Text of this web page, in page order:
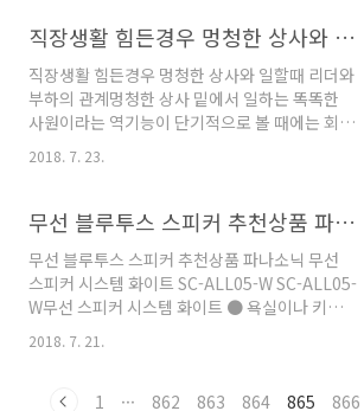
과 성능을 극대화 시킬 수 있도록 테마들을 한 곳
에 모아두고서 서비스 하는..
지만, 일단 오늘은 구글애드센스 광고수익을 입
받았으니, 이제 또 한달간 열심히 블로그운영을
해야겠다는 생각뿐이다.ㅋㅋ 2018/06/27 - [IT
인터넷 활용법] - 구글애드센스광고 수익이 직장
인 월급보다 많은 이를 알게되다2017/12/22 -
영팁] - 애드센스수익을 극..
직장생활 힘든경우 멍청한 상사와 일할때
직장생활 힘든경우 멍청한 상사와 일할때 리더와
부하의 관계멍청한 상사 밑에서 일하는 똑똑한
사원이라는 역기능이 단기적으로 볼 때에는 회사
를 존속시킬 만한 가치가 있기 때문에 조직은 이
러한 역기능적 관계를 고무시킨다는 것이다. 그
우매한 상사를 위해 똑똑한 사원이 계속해서 일
할 수밖에 없다. 다시 말해 이것은 조직이 선호하
는 방법이라는 말이다. 그러나 현명한 사원이 이
런 환경에 오래 있으면 있을수록 그들의 현실 인
식은 더욱 왜곡된다. 그리고 결국에는 회사 정책
을 수용하게 된다. 똑똑한 사원마저 우매함에 빠
2018. 7. 23.
무선 블루투스 스피커 추천상품 파나소닉 무선 스피커 시스템 화이트 SC-ALL05-W
무선 블루투스 스피커 추천상품 파나소닉 무선
스피커 시스템 화이트 SC-ALL05-W SC-ALL05-
W무선 스피커 시스템 화이트 ● 욕실이나 키친
당) 물방울등이 붙어도 닦아 잡기야스아마츠라
잡음 중(안)에서도 음성이 들어 취하기 쉬운
2018. 7. 21.
1 ··· 862 863 864 865 866